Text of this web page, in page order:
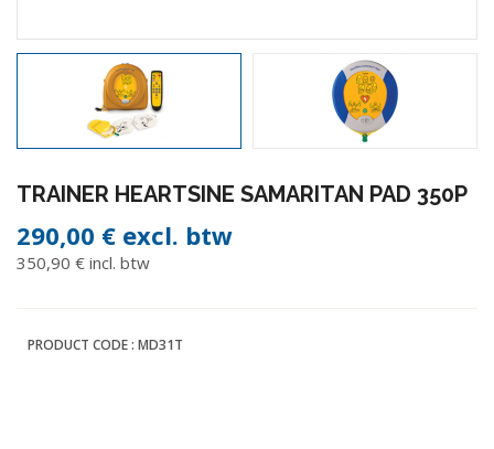
TRAINER HEARTSINE SAMARITAN PAD 350P
290,00 € excl. btw
350,90 € incl. btw
PRODUCT CODE : MD31T